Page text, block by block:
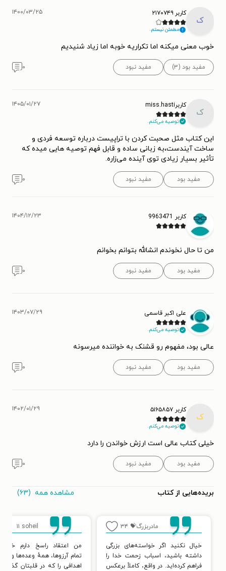
ک
کاربر ۲۱۷۰۷۴۹
مطمئن نیستم.
۱۴۰۰/۰۳/۲۵
خوب معنی میکنه اما تکراریه خوبه اما زیاد شنیدیم
مفید بود (۳) مفید نبود ۰
ک
کاربرmiss.hasti
توصیه می‌کنم.
۱۴۰۵/۰۱/۲۷
این کتاب مثل صحبت کردن با تراپیست درباره توسعه فردی و
ساخت آیندست،به زبانی ساده و قابل فهم توصیه هایی میده که
تأثیر بسیار زیادی توی آینده می‌زاره.
مفید بود مفید نبود ۰
کاربر 9963471 ۱۴۰۴/۱۲/۲۳
من تا حال نخوندم انشالله بتوانم بخوانم
مفید بود مفید نبود ۰
علی اکبر قاسمی
توصیه می‌کنم.
۱۴۰۳/۰۷/۲۹
عالی بود، مفهوم رو قشنک به خواننده میرسونه
مفید بود مفید نبود ۰
ک
کاربر ۵۱۶۵۸۵۷
توصیه می‌کنم.
۱۴۰۲/۰۱/۲۹
خیلی کتاب عالی است ارزش خواندن را دارد
مفید بود مفید نبود ۰
بریده‌هایی از کتاب مشاهده همه (۶۳)
مادربزرگ💝 ۳۴
خیال نکنید اگر خواسته‌های بزرگی
داشته باشید، اسباب زحمت خدا را
فراهم کرده‌اید. در واقع، کاملاً برعکس
soheil ۱۱
من اعتقاد راسخ دارم
تمام آرزوها، همهٔ وعده‌ها و
اهدافی را که در قلبتان